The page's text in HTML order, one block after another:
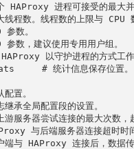
进程可接受的最大并发
。线程数的上限与 CPU 数
数。
，建议使用专用用户组。
以守护进程的方式工作于
# 统计信息保存位置。
。
全局配置段的设置。
尝试连接的最大次数，超
端服务器连接超时时间。
连接后，数据传输